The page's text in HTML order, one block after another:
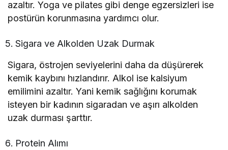
azaltır. Yoga ve pilates gibi denge egzersizleri ise
postürün korunmasına yardımcı olur.
Sigara ve Alkolden Uzak Durmak
Sigara, östrojen seviyelerini daha da düşürerek
kemik kaybını hızlandırır. Alkol ise kalsiyum
emilimini azaltır. Yani kemik sağlığını korumak
isteyen bir kadının sigaradan ve aşırı alkolden
uzak durması şarttır.
Protein Alımı